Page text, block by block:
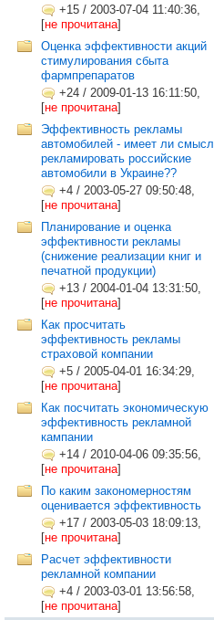
+15 / 2003-07-04 11:40:36,
[не прочитана]
Оценка эффективности акций
стимулирования сбыта
фармпрепаратов
+24 / 2009-01-13 16:11:50,
[не прочитана]
Эффективность рекламы
автомобилей - имеет ли смысл
рекламировать российские
автомобили в Украине??
+4 / 2003-05-27 09:50:48,
[не прочитана]
Планирование и оценка
эффективности рекламы
(снижение реализации книг и
печатной продукции)
+13 / 2004-01-04 13:31:50,
[не прочитана]
Как просчитать
эффективность рекламы
страховой компании
+5 / 2005-04-01 16:34:29,
[не прочитана]
Как посчитать экономическую
эффективность рекламной
кампании
+14 / 2010-04-06 09:35:56,
[не прочитана]
По каким закономерностям
оценивается эффективность
+17 / 2003-05-03 18:09:13,
[не прочитана]
Расчет эффективности
рекламной компании
+4 / 2003-03-01 13:56:58,
[не прочитана]